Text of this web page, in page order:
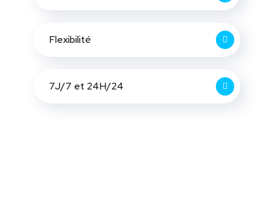
Flexibilité
7J/7 et 24H/24